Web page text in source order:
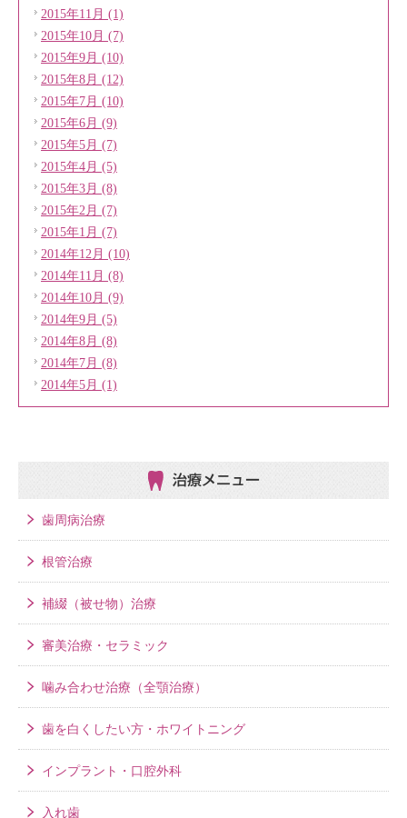
2015年11月 (1)
2015年10月 (7)
2015年9月 (10)
2015年8月 (12)
2015年7月 (10)
2015年6月 (9)
2015年5月 (7)
2015年4月 (5)
2015年3月 (8)
2015年2月 (7)
2015年1月 (7)
2014年12月 (10)
2014年11月 (8)
2014年10月 (9)
2014年9月 (5)
2014年8月 (8)
2014年7月 (8)
2014年5月 (1)
治療メニュー
歯周病治療
根管治療
補綴（被せ物）治療
審美治療・セラミック
噛み合わせ治療（全顎治療）
歯を白くしたい方・ホワイトニング
インプラント・口腔外科
入れ歯